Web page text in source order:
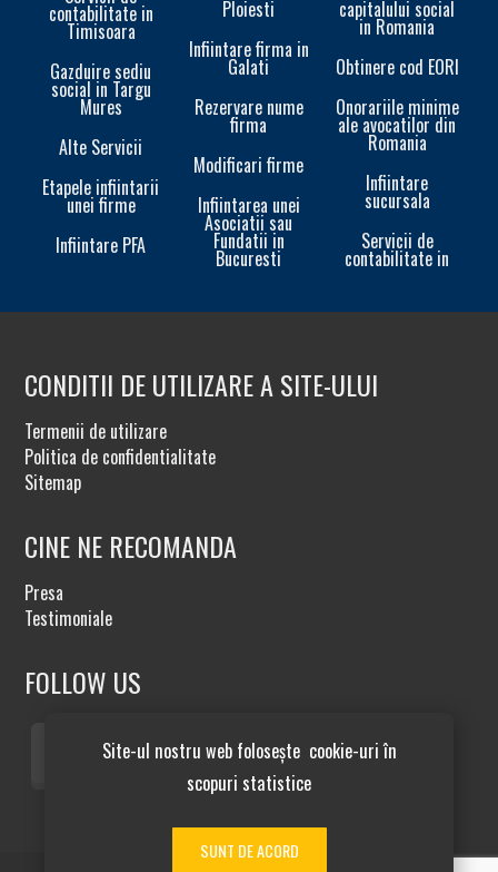
Site-ul nostru web folosește cookie-uri în
scopuri statistice
SUNT DE ACORD
contabilitate in
Timisoara
Gazduire sediu
social in Targu
Mures
Alte Servicii
Etapele infiintarii
unei firme
Infiintare PFA
Ploiesti
Infiintare firma in
Galati
Rezervare nume
firma
Modificari firme
Infiintarea unei
Asociatii sau
Fundatii in
Bucuresti
capitalului social
in Romania
Obtinere cod EORI
Onorariile minime
ale avocatilor din
Romania
Infiintare
sucursala
Servicii de
contabilitate in
CONDITII DE UTILIZARE A SITE-ULUI
Termenii de utilizare
Politica de confidentialitate
Sitemap
CINE NE RECOMANDA
Presa
Testimoniale
FOLLOW US